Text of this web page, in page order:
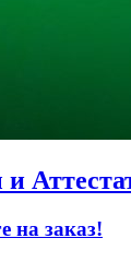
на заказ!